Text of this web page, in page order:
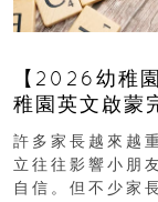
【2026幼稚
稚園英文啟蒙
許多家長越來越
立往往影響小朋
自信。但不少家